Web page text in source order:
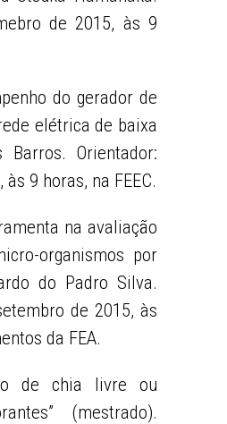
de 2015, às 9
do gerador de
elétrica de baixa
Barros. Orientador:
9 horas, na FEEC.
na avaliação
organismos por
do Padro Silva.
de 2015, às
da FEA.
de chia livre ou
(mestrado).